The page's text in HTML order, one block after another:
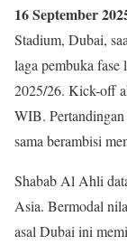
16 September
Stadium, Dubai,
laga pembuka
2025/26. Kick-off
WIB.
sama berambisi
Shabab Al Ahli
Asia. Bermodal
asal Dubai ini